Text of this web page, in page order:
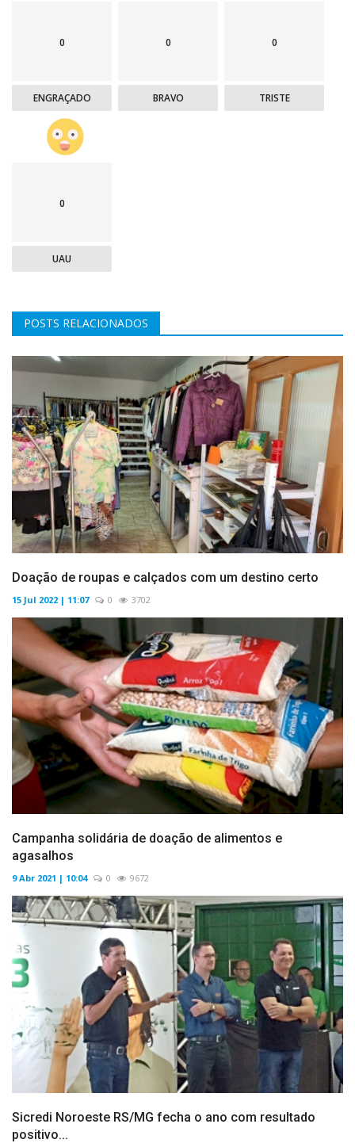
0
ENGRAÇADO
0
BRAVO
0
TRISTE
0
UAU
POSTS RELACIONADOS
Doação de roupas e calçados com um destino certo
15 Jul 2022 | 11:07 0 3702
Campanha solidária de doação de alimentos e
agasalhos
9 Abr 2021 | 10:04 0 9672
Sicredi Noroeste RS/MG fecha o ano com resultado
positivo...